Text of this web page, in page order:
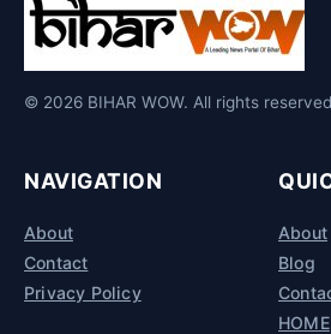
© 2026 BIHAR WOW. All rights
NAVIGATION
About
Contact
Privacy Policy
About
Blog
HOME